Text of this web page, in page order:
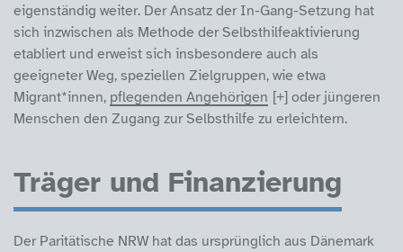
eigenständig weiter. Der Ansatz der In-Gang-Setzung hat
sich inzwischen als Methode der Selbsthilfeaktivierung
etabliert und erweist sich insbesondere auch als
geeigneter Weg, speziellen Zielgruppen, wie etwa
Migrant*innen, pflegenden Angehörigen
oder jüngeren
Menschen den Zugang zur Selbsthilfe zu erleichtern.
Träger und Finanzierung
Der Paritätische NRW hat das ursprünglich aus Dänemark